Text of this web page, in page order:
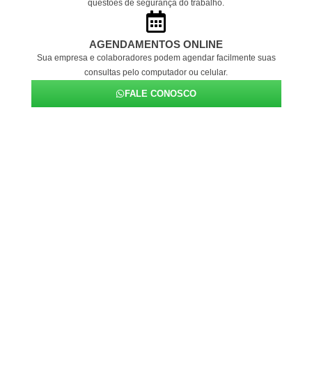
questões de segurança do trabalho.
AGENDAMENTOS ONLINE
Sua empresa e colaboradores podem agendar facilmente suas
consultas pelo computador ou celular.
FALE CONOSCO